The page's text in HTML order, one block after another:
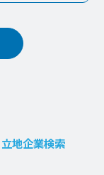
立地企業検索